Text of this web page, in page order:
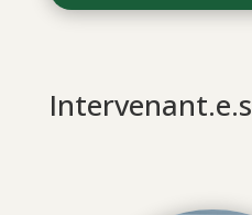
Intervenant.e.s